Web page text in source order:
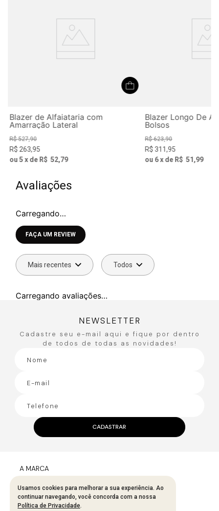
Blazer de Alfaiataria com
Amarração Lateral
R$ 527,90
R$ 263,95
ou5x de R$ 52,79
Blazer Longo De
Bolsos
R$ 623,90
R$ 311,95
ou 6x de R$ 51,99
Avaliações
Carregando…
Faça login para escrever uma avaliação.
Mais recentes Todos
Carregando avaliações…
Usamos cookies para melhorar a sua experiência. Ao
continuar navegando, você concorda com a nossa
Política de Privacidade.
NEWSLETTER
Cadastre seu e-mail aqui e fique por dentro
de todos de todas as novidades!
CADASTRAR
A MARCA
Fale Conosco
Sobre A Bana Bana